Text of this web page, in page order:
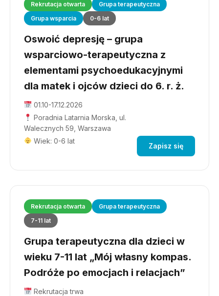
Rekrutacja otwarta
Grupa terapeutyczna
Grupa wsparcia
0-6 lat
Oswoić depresję – grupa
wsparciowo-terapeutyczna z
elementami psychoedukacyjnymi
dla matek i ojców dzieci do 6. r. ż.
01.10-17.12.2026
Poradnia Latarnia Morska, ul.
Walecznych 59, Warszawa
Wiek: 0-6 lat
Zapisz się
Rekrutacja otwarta
Grupa terapeutyczna
7-11 lat
Grupa terapeutyczna dla dzieci w
wieku 7-11 lat „Mój własny kompas.
Podróże po emocjach i relacjach”
Rekrutacja trwa